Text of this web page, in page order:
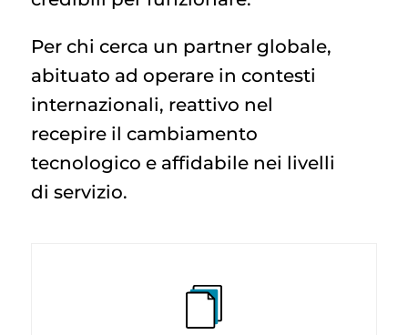
Per chi cerca un partner globale,
abituato ad operare in contesti
internazionali, reattivo nel
recepire il cambiamento
tecnologico e affidabile nei livelli
di servizio.